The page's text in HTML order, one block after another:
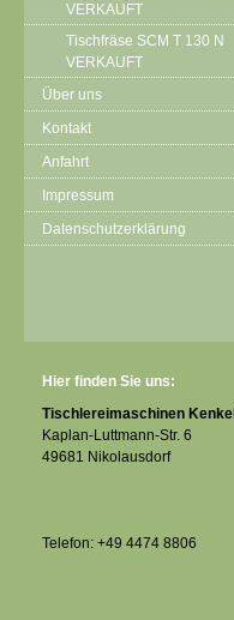
VERKAUFT
Tischfräse SCM T 130 N
VERKAUFT
Über uns
Kontakt
Anfahrt
Impressum
Datenschutzerklärung
Hier finden Sie uns:
Tischlereimaschinen Kenkel
Kaplan-Luttmann-Str. 6
49681 Nikolausdorf
Telefon: +49 4474 8806